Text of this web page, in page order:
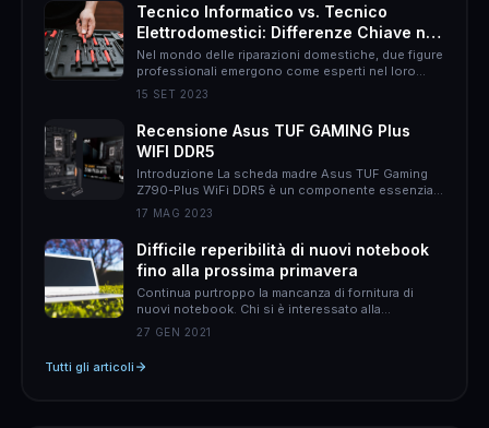
Tecnico Informatico vs. Tecnico
Elettrodomestici: Differenze Chiave nel
Mondo delle Riparazioni Domestiche
Nel mondo delle riparazioni domestiche, due figure
professionali emergono come esperti nel loro
campo: il tecnico informatico e il tecnico
l&#8217;obiettivo di risolvere problemi, le loro
responsabilità, approcci e persino il rapporto con
il cliente possono essere molto diversi. In questo
articolo, proverò ad esporvi le differenze chiave tra
queste due &hellip;
15 SET 2023
Recensione Asus TUF GAMING Plus
WIFI DDR5
Introduzione La scheda madre Asus TUF Gaming
Z790-Plus WiFi DDR5 è un componente essenziale
per gli appassionati di gaming che desiderano un
caratteristiche all&#8217;avanguardia, questa
scheda madre offre prestazioni elevate, un design
accattivante e una connettività avanzata.
Caratteristiche principali La Asus TUF Gaming
Z790-Plus WiFi DDR5 è &hellip;
17 MAG 2023
Difficile reperibilità di nuovi notebook
fino alla prossima primavera
Continua purtroppo la mancanza di fornitura di
nuovi notebook. Chi si è interessato alla
questione, perché magari voleva procurarsi un
aumentati anche del 30%. L&#8217;altro giorno mi
27 GEN 2021
Tutti gli articoli